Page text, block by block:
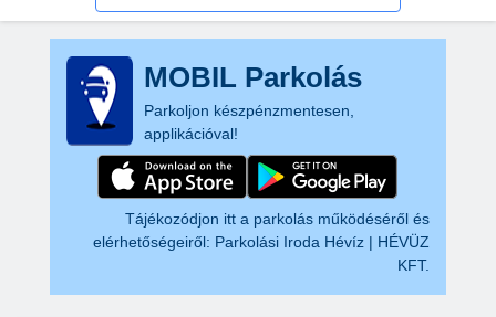
MOBIL Parkolás
Parkoljon készpénzmentesen,
applikációval!
Tájékozódjon itt a parkolás működéséről és
elérhetőségeiről: Parkolási Iroda Hévíz | HÉVÜZ
KFT.